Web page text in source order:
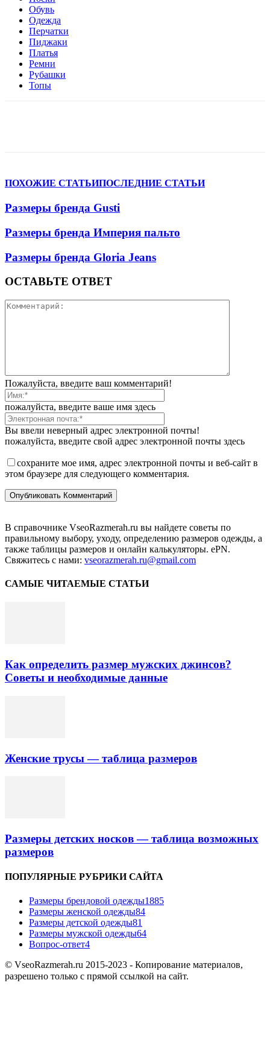
Обувь
Одежда
Перчатки
Пиджаки
Платья
Ремни
Рубашки
Топы
ПОХОЖИЕ СТАТЬИПОСЛЕДНИЕ СТАТЬИ
Размеры бренда Gusti
Размеры бренда Империя пальто
Размеры бренда Gloria Jeans
ОСТАВЬТЕ ОТВЕТ
Пожалуйста, введите ваш комментарий!
пожалуйста, введите ваше имя здесь
Вы ввели неверный адрес электронной почты!
пожалуйста, введите свой адрес электронной почты здесь
сохраните мое имя, адрес электронной почты и веб-сайт в
этом браузере для следующего комментария.
В справочнике VseoRazmerah.ru вы найдете советы по
правильному выбору, уходу, определению размеров одежды, а
также таблицы размеров и онлайн калькуляторы. ePN.
Свяжитесь с нами: vseorazmerah.ru@gmail.com
САМЫЕ ЧИТАЕМЫЕ СТАТЬИ
Как определить размер мужских джинсов?
Советы и необходимые данные
Женские трусы — таблица размеров
Размеры детских носков — таблица возможных
размеров
ПОПУЛЯРНЫЕ РУБРИКИ САЙТА
Размеры брендовой одежды1885
Размеры женской одежды84
Размеры детской одежды81
Размеры мужской одежды64
Вопрос-ответ4
© VseoRazmerah.ru 2015-2023 - Копирование материалов,
разрешено только с прямой ссылкой на сайт.